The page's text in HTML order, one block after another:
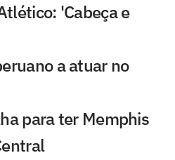
'Cabeça e
a atuar no
para ter Memphis